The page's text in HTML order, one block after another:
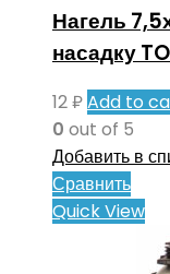
Нагель
насадку
12₽Add to
0 out of 5
Добавить в
Сравнить
Quick View